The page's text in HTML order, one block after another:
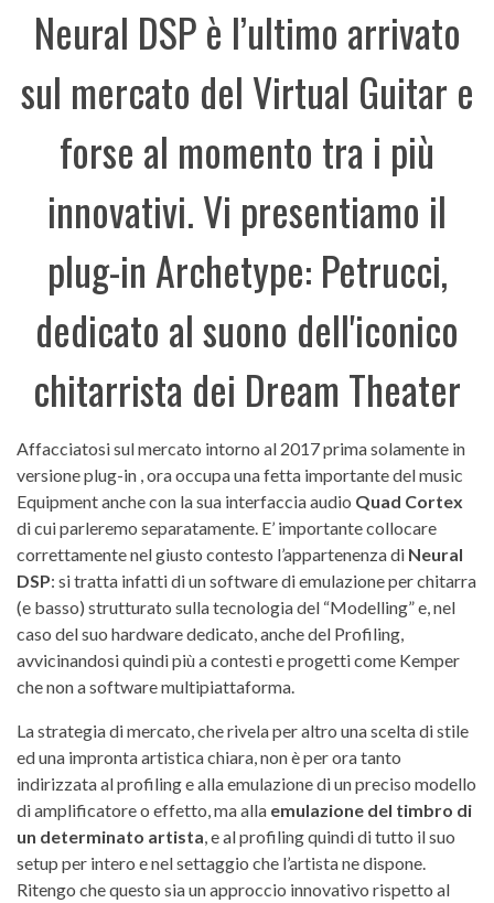
Neural DSP è l’ultimo arrivato
sul mercato del Virtual Guitar e
forse al momento tra i più
innovativi. Vi presentiamo il
plug-in Archetype: Petrucci,
dedicato al suono dell'iconico
chitarrista dei Dream Theater
Affacciatosi sul mercato intorno al 2017 prima solamente in
versione plug-in , ora occupa una fetta importante del music
Equipment anche con la sua interfaccia audio Quad Cortex
di cui parleremo separatamente. E’ importante collocare
correttamente nel giusto contesto l’appartenenza di Neural
DSP: si tratta infatti di un software di emulazione per chitarra
(e basso) strutturato sulla tecnologia del “Modelling” e, nel
caso del suo hardware dedicato, anche del Profiling,
avvicinandosi quindi più a contesti e progetti come Kemper
che non a software multipiattaforma.
La strategia di mercato, che rivela per altro una scelta di stile
ed una impronta artistica chiara, non è per ora tanto
indirizzata al profiling e alla emulazione di un preciso modello
di amplificatore o effetto, ma alla emulazione del timbro di
un determinato artista , e al profiling quindi di tutto il suo
setup per intero e nel settaggio che l’artista ne dispone.
Ritengo che questo sia un approccio innovativo rispetto al